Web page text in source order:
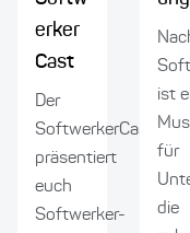
erker
Cast
Der
SoftwerkerCast
präsentiert
euch
Softwerker-
ist
für
die